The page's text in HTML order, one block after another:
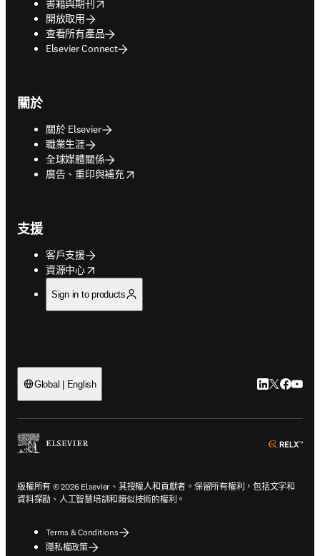
書籍與期刊
opens in new tab/window
開放取用
查看所有產品
Elsevier Connect
關於
關於 Elsevier
職業生涯
全球媒體關係
廣告、重印與補充
opens in new tab/window
支援
客戶支援
資源中心
opens in new tab/window
Sign in to products
Global | English LinkedIn 打
Twitter 打
版權所有 © 2026 Elsevier、其授權人和貢獻者。保留所有權利，包括文字和
資料探勘、人工智慧培訓和類似技術的權利。
Terms & Conditions
隱私權政策